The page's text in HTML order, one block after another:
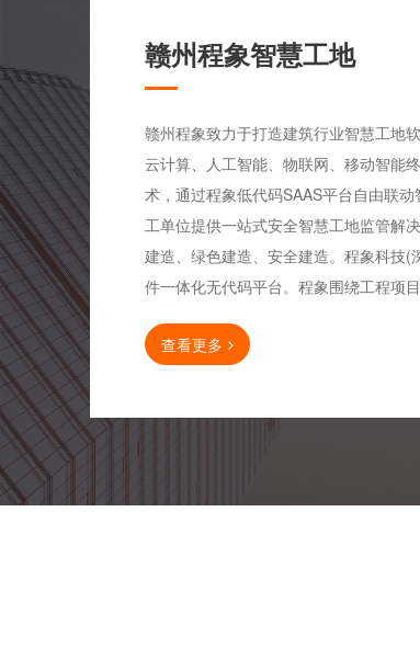
赣州程象智慧工地
赣州程象致力于打造建筑行业智慧工地
云计算、人工智能、物联网、移动智能
术，通过程象低代码SAAS平台自由联
工单位提供一站式安全智慧工地监管解
建造、绿色建造、安全建造。程象科技
件一体化无代码平台。程象围绕工程项
查看更多